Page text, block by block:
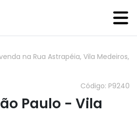
na Rua Astrapéia, Vila Medeiros,
Código: P9240
Paulo - Vila